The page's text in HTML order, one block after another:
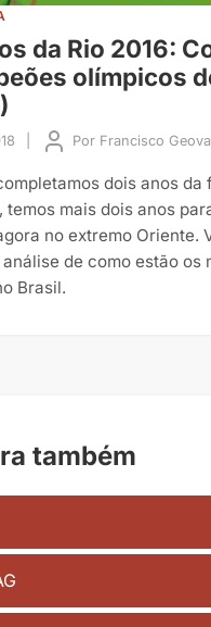
da Rio 2016:
olímpicos
Por Francisco
dois anos da
temos mais dois anos
no extremo Oriente.
de como estão os
Brasil.
também